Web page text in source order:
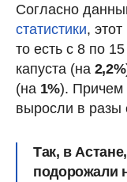
Согласно
статистики,
то есть с 8 по
капуста (на 2,2%
(на 1%). Причем
выросли в разы
Так, в
подорожали